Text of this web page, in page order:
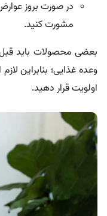
در صورت بروز
مشورت کنید.
بعضی محصولات باید
وعده غذایی؛ بنابراین
اولویت قرار دهید.